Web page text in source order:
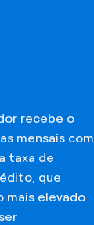
recebe o
mensais com
taxa de
que
mais elevado